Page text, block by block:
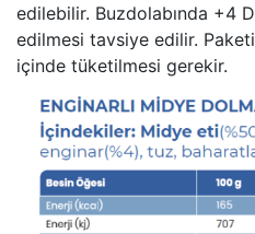
edilebilir. Buzdolabında +4
edilmesi tavsiye edilir.
içinde tüketilmesi gerekir.